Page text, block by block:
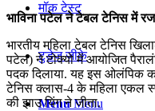
मॉक टेस्ट
टुडेज जीके
Menu Menu
भाविना पटेल ने टेबल टेनिस में
भारतीय महिला टेबल टेनिस
पटेल) ने टोक्यो में आयोजित
पदक दिलाया. यह इस ओलंपिक
टेनिस क्लास-4 के महिला एकल
की झाउ यिंग ने जीता.